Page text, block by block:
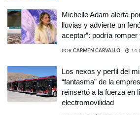
Michelle Adam alerta
lluvias y advierte un
aceptar”: podría
POR CARMEN CARVALLO 14
Los nexos y perfil del
“fantasma” de la
reinsertó a la fuerza en
electromovilidad